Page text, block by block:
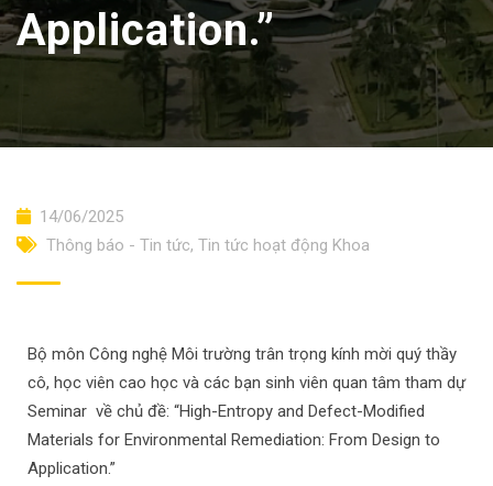
Application.”
14/06/2025
Thông báo - Tin tức, Tin tức hoạt động Khoa
Bộ môn Công nghệ Môi trường trân trọng kính mời quý thầy
cô, học viên cao học và các bạn sinh viên quan tâm tham dự
Seminar về chủ đề: “High-Entropy and Defect-Modified
Materials for Environmental Remediation: From Design to
Application.”